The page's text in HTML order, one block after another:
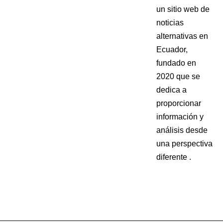
un sitio web de
noticias
alternativas en
Ecuador,
fundado en
2020 que se
dedica a
proporcionar
información y
análisis desde
una perspectiva
diferente .